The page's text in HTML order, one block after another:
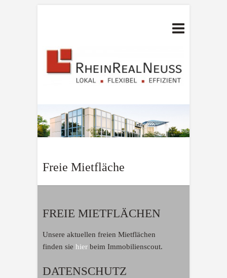
Freie Mietfläche
FREIE MIETFLÄCHEN
Unsere aktuellen freien Mietflächen
finden sie hier beim Immobilienscout.
DATENSCHUTZ